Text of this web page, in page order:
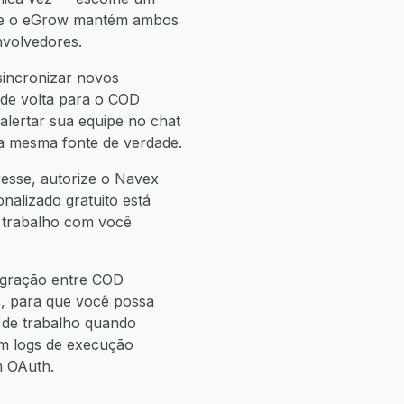
o eGrow mantém ambos
novos
volta para o COD
sua equipe no chat
mesma fonte de verdade.
autorize o Navex
gratuito está
com você
entre COD
, para que você possa
trabalho quando
logs de execução
OAuth.